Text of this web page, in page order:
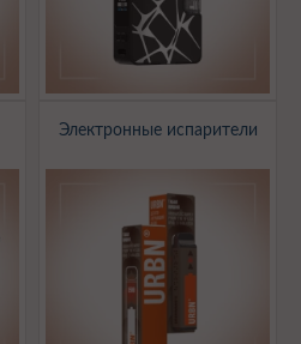
Электронные испарители